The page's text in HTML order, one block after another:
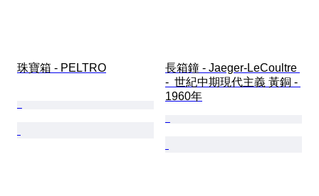
珠寶箱 - PELTRO
長箱鐘 - Jaeger-LeCoultre
-  世紀中期現代主義 黃銅 -
1960年